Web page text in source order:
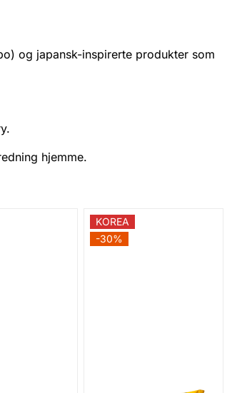
og japansk-inspirerte produkter som
hjemme.
KOREA
-30%